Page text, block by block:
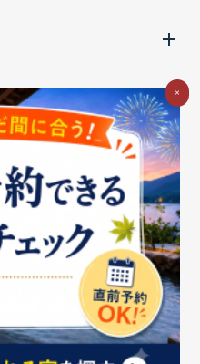
アクセシビリティの取り組み
ポータル
Cookieポリシー
キュリティ基本方針
×